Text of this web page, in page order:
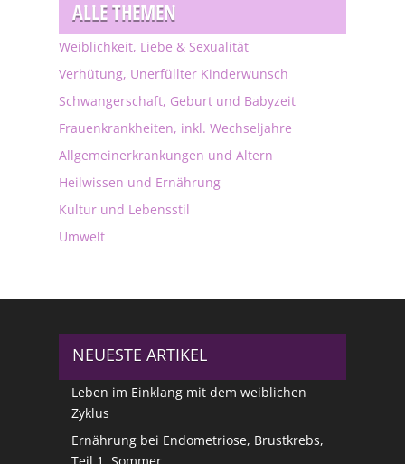
ALLE THEMEN
Weiblichkeit, Liebe & Sexualität
Verhütung, Unerfüllter Kinderwunsch
Schwangerschaft, Geburt und Babyzeit
Frauenkrankheiten, inkl. Wechseljahre
Allgemeinerkrankungen und Altern
Heilwissen und Ernährung
Kultur und Lebensstil
Umwelt
NEUESTE ARTIKEL
Leben im Einklang mit dem weiblichen
Zyklus
Ernährung bei Endometriose, Brustkrebs,